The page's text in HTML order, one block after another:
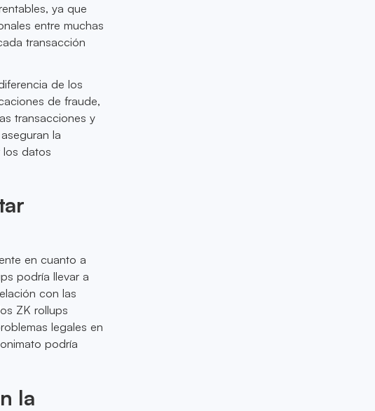
ya que
entre muchas
transacción
de los
de fraude,
transacciones y
la
los datos
en cuanto a
podría llevar a
con las
ZK rollups
legales en
podría
la